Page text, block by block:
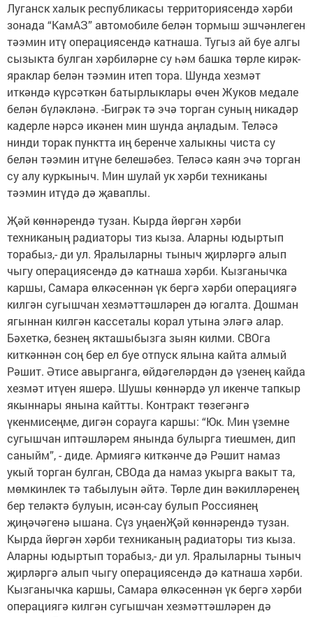
Луганск халык республикасы территориясендә хәрби
зонада “КамАЗ” автомобиле белән тормыш эшчәнлеген
тәэмин итү операциясендә катнаша. Тугыз ай буе алгы
сызыкта булган хәрбиләрне су һәм башка төрле кирәк-
яраклар белән тәэмин итеп тора. Шунда хезмәт
иткәндә күрсәткән батырлыклары өчен Жуков медале
белән бүләкләнә. -Бигрәк тә эчә торган суның никадәр
кадерле нәрсә икәнен мин шунда аңладым. Теләсә
нинди торак пунктта иң беренче халыкны чиста су
белән тәэмин итүне белешәбез. Теләсә каян эчә торган
су алу куркыныч. Мин шулай ук хәрби техниканы
тәэмин итүдә дә җаваплы.
Җәй көннәрендә тузан. Кырда йөргән хәрби
техниканың радиаторы тиз кыза. Аларны юдыртып
торабыз,- ди ул. Яралыларны тыныч җирләргә алып
чыгу операциясендә дә катнаша хәрби. Кызганычка
каршы, Самара өлкәсеннән үк бергә хәрби операциягә
килгән сугышчан хезмәттәшләрен дә югалта. Дошман
ягыннан килгән кассеталы корал утына эләгә алар.
Бәхеткә, безнең якташыбызга зыян килми. СВОга
киткәннән соң бер ел буе отпуск ялына кайта алмый
Рәшит. Әтисе авырганга, өйдәгеләрдән дә үзенең кайда
хезмәт итүен яшерә. Шушы көннәрдә ул икенче тапкыр
якыннары янына кайтты. Контракт төзегәнгә
үкенмисеңме, дигән сорауга каршы: “Юк. Мин үземне
сугышчан иптәшләрем янында булырга тиешмен, дип
саныйм”, - диде. Армиягә киткәнче дә Рәшит намаз
укый торган булган, СВОда да намаз укырга вакыт та,
мөмкинлек тә табылуын әйтә. Төрле дин вәкилләренең
бер теләктә булуын, исән-сау булып Россиянең
җиңәчәгенә ышана. Сүз уңаенҖәй көннәрендә тузан.
Кырда йөргән хәрби техниканың радиаторы тиз кыза.
Аларны юдыртып торабыз,- ди ул. Яралыларны тыныч
җирләргә алып чыгу операциясендә дә катнаша хәрби.
Кызганычка каршы, Самара өлкәсеннән үк бергә хәрби
операциягә килгән сугышчан хезмәттәшләрен дә